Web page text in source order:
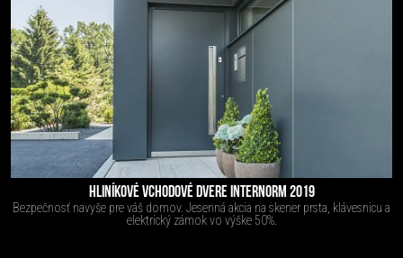
HLINÍKOVÉ VCHODOVÉ DVERE INTERNORM 2019
Bezpečnosť navyše pre váš domov. Jesenná akcia na skener prsta, klávesnicu a
elektrický zámok vo výške 50%.